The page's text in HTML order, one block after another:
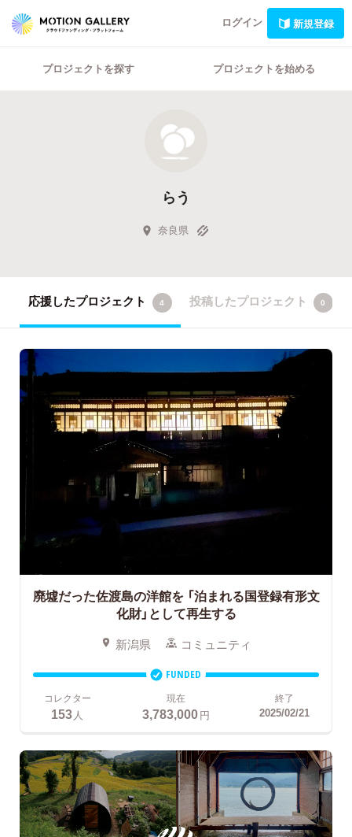
ログイン 新規登録
プロジェクトを探す プロジェクトを始める
らう
奈良県
応援したプロジェクト 4 投稿したプロジェクト 0
廃墟だった佐渡島の洋館を「泊まれる国登録有形文
化財」として再生する
新潟県 コミュニティ
FUNDED
コレクター
153 人
現在
3,783,000円
終了
2025/02/21